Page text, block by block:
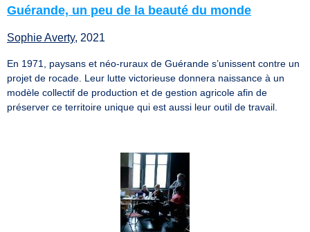
Guérande, un peu de la beauté du monde
Sophie Averty, 2021
En 1971, paysans et néo-ruraux de Guérande s’unissent contre un
projet de rocade. Leur lutte victorieuse donnera naissance à un
modèle collectif de production et de gestion agricole afin de
préserver ce territoire unique qui est aussi leur outil de travail.